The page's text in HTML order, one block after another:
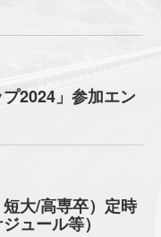
2024」参加エン
大/高専卒）定時
ュール等）